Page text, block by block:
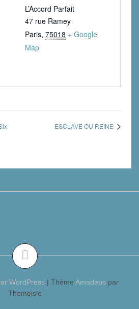
L’Accord Parfait
47 rue Ramey
Paris, 75018 + Google
Map
ESCLAVE OU REINE
WordPress | Thème Amadeus par
Themeisle